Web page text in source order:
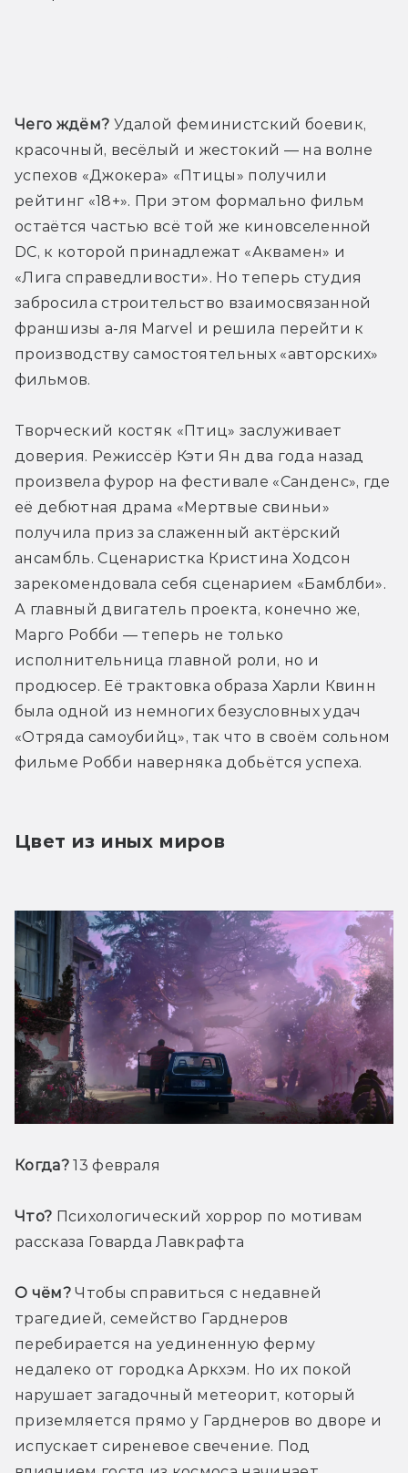
Чего ждём? Удалой феминистский боевик,
красочный, весёлый и жестокий — на волне
успехов «Джокера» «Птицы» получили
рейтинг «18+». При этом формально фильм
остаётся частью всё той же киновселенной
DC, к которой принадлежат «Аквамен» и
«Лига справедливости». Но теперь студия
забросила строительство взаимосвязанной
франшизы а-ля Marvel и решила перейти к
производству самостоятельных «авторских»
фильмов.
Творческий костяк «Птиц» заслуживает
доверия. Режиссёр Кэти Ян два года назад
произвела фурор на фестивале «Санденс», где
её дебютная драма «Мертвые свиньи»
получила приз за слаженный актёрский
ансамбль. Сценаристка Кристина Ходсон
зарекомендовала себя сценарием «Бамблби».
А главный двигатель проекта, конечно же,
Марго Робби — теперь не только
исполнительница главной роли, но и
продюсер. Её трактовка образа Харли Квинн
была одной из немногих безусловных удач
«Отряда самоубийц», так что в своём сольном
фильме Робби наверняка добьётся успеха.
Цвет из иных миров
Когда? 13 февраля
Что? Психологический хоррор по мотивам
рассказа Говарда Лавкрафта
О чём? Чтобы справиться с недавней
трагедией, семейство Гарднеров
перебирается на уединенную ферму
недалеко от городка Аркхэм. Но их покой
нарушает загадочный метеорит, который
приземляется прямо у Гарднеров во дворе и
испускает сиреневое свечение. Под